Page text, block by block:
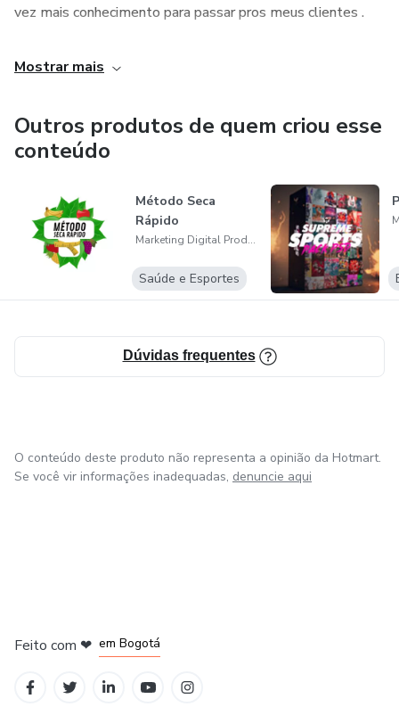
vez mais conhecimento para passar pros meus clientes .
Mostrar mais
Outros produtos de quem criou esse
conteúdo
Método Seca
Rápido
Marketing Digital Produções MC
Saúde e Esportes
Dúvidas frequentes
O conteúdo deste produto não representa a opinião da Hotmart.
Se você vir informações inadequadas, denuncie aqui
Feito com ❤ em Bogotá